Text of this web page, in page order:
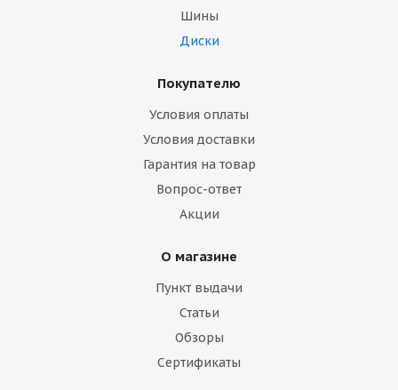
Шины
Диски
Покупателю
Условия оплаты
Условия доставки
Гарантия на товар
Вопрос-ответ
Акции
О магазине
Пункт выдачи
Статьи
Обзоры
Сертификаты